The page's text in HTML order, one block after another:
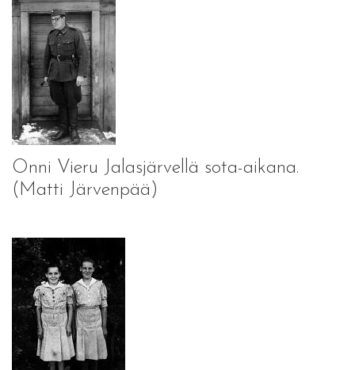
Onni Vieru Jalasjärvellä sota-aikana.
(Matti Järvenpää)